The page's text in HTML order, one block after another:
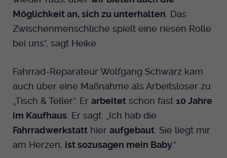
Möglichkeit an, sich zu unterhalten . Das
Zwischenmenschliche spielt eine riesen Rolle
bei uns“, sagt Heike.
Fahrrad-Reparateur Wolfgang Schwarz kam
auch über eine Maßnahme als Arbeitsloser zu
„Tisch & Teller“. Er arbeitet schon fast 10 Jahre
im Kaufhaus . Er sagt: „Ich hab die
Fahrradwerkstatt hier aufgebaut . Sie liegt mir
am Herzen, ist sozusagen mein Baby.“